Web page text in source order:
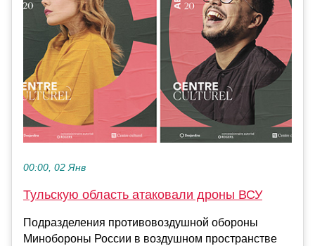
00:00, 02 Янв
Тульскую область атаковали дроны ВСУ
Подразделения противовоздушной обороны
Минобороны России в воздушном пространстве